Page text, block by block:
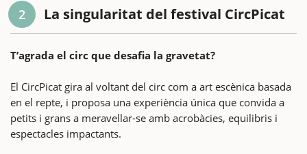
2 La singularitat del festival CircPicat
T’agrada el circ que desafia la gravetat?
El CircPicat gira al voltant del circ com a art escènica basada
en el repte, i proposa una experiència única que convida a
petits i grans a meravellar-se amb acrobàcies, equilibris i
espectacles impactants.